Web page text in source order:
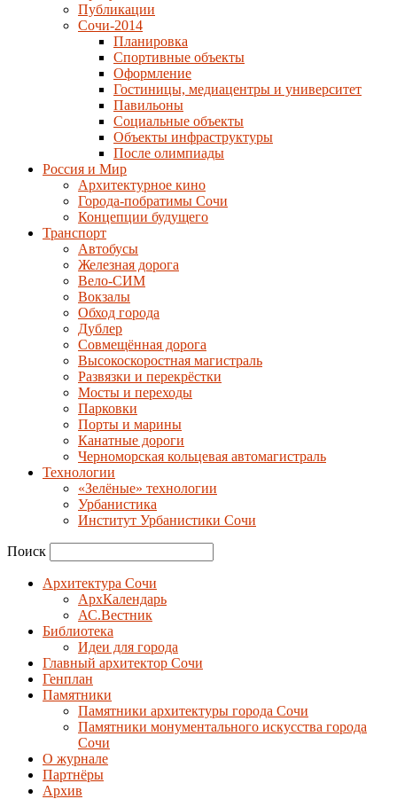
Публикации
Сочи-2014
Планировка
Спортивные объекты
Оформление
Гостиницы, медиацентры и университет
Павильоны
Социальные объекты
Объекты инфраструктуры
После олимпиады
Россия и Мир
Архитектурное кино
Города-побратимы Сочи
Концепции будущего
Транспорт
Автобусы
Железная дорога
Вело-СИМ
Вокзалы
Обход города
Дублер
Совмещённая дорога
Высокоскоростная магистраль
Развязки и перекрёстки
Мосты и переходы
Парковки
Порты и марины
Канатные дороги
Черноморская кольцевая автомагистраль
Технологии
«Зелёные» технологии
Урбанистика
Институт Урбанистики Сочи
Поиск
Архитектура Сочи
АрхКалендарь
АС.Вестник
Библиотека
Идеи для города
Главный архитектор Сочи
Генплан
Памятники
Памятники архитектуры города Сочи
Памятники монументального искусства города
Сочи
О журнале
Партнёры
Архив